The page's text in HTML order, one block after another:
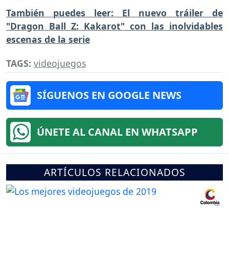
También puedes leer: El nuevo tráiler de
"Dragon Ball Z: Kakarot" con las inolvidables
escenas de la serie
TAGS: videojuegos
SÍGUENOS EN GOOGLE NEWS
ÚNETE AL CANAL EN WHATSAPP
ARTÍCULOS RELACIONADOS